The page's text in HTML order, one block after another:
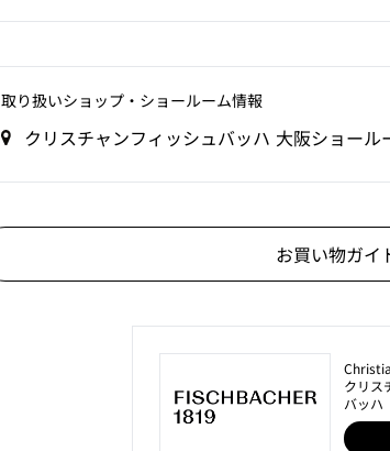
取り扱いショップ‧ショールーム情報
クリスチャンフィッシュバッハ 大阪ショール
お買い物ガイ
クリス
バッハ